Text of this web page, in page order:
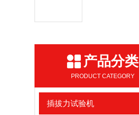
产品分类
PRODUCT CATEGORY
插拔力试验机